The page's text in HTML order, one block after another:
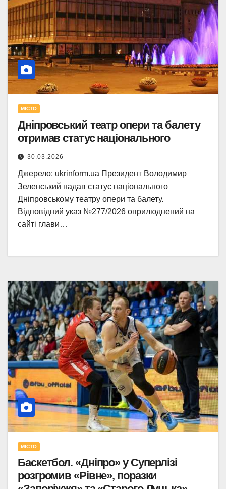
МІСТО
Дніпровський театр опери та балету
отримав статус національного
30.03.2026
Джерело: ukrinform.ua Президент Володимир
Зеленський надав статус національного
Дніпровському театру опери та балету.
Відповідний указ №277/2026 оприлюднений на
сайті глави…
МІСТО
Баскетбол. «Дніпро» у Суперлізі
розгромив «Рівне», поразки